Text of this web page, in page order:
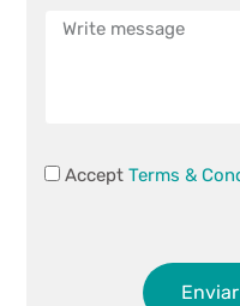
Accept Terms &